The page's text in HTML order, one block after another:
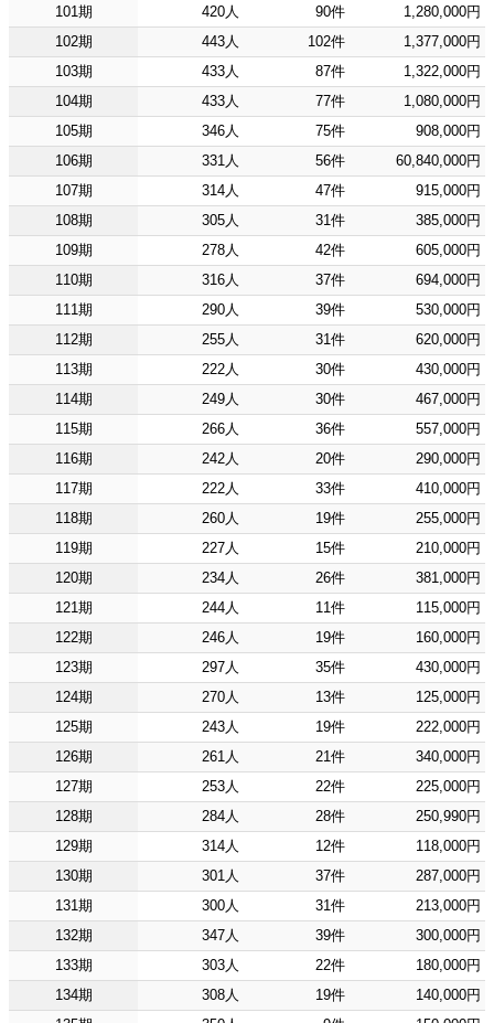
101期
420人 90件
1,280,000円
102期
443人 102件
1,377,000円
103期
433人 87件
1,322,000円
104期
433人 77件
1,080,000円
105期
346人 75件
908,000円
106期
331人 56件
60,840,000円
107期
314人 47件
915,000円
108期
305人 31件
385,000円
109期
278人 42件
605,000円
110期
316人 37件
694,000円
111期
290人 39件
530,000円
112期
255人 31件
620,000円
113期
222人 30件
430,000円
114期
249人 30件
467,000円
115期
266人 36件
557,000円
116期
242人 20件
290,000円
117期
222人 33件
410,000円
118期
260人 19件
255,000円
119期
227人 15件
210,000円
120期
234人 26件
381,000円
121期
244人 11件
115,000円
122期
246人 19件
160,000円
123期
297人 35件
430,000円
124期
270人 13件
125,000円
125期
243人 19件
222,000円
126期
261人 21件
340,000円
127期
253人 22件
225,000円
128期
284人 28件
250,990円
129期
314人 12件
118,000円
130期
301人 37件
287,000円
131期
300人 31件
213,000円
132期
347人 39件
300,000円
133期
303人 22件
180,000円
134期
308人 19件
140,000円